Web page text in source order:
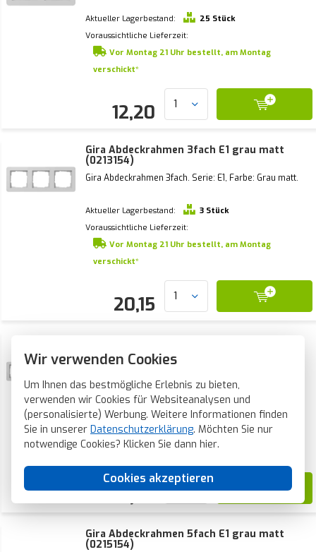
Wir verwenden Cookies
Um Ihnen das bestmögliche Erlebnis zu bieten,
verwenden wir Cookies für Websiteanalysen und
(personalisierte) Werbung. Weitere Informationen finden
Sie in unserer Datenschutzerklärung. Möchten Sie nur
notwendige Cookies? Klicken Sie dann hier.
Cookies akzeptieren
Aktueller Lagerbestand:
25 Stück
Voraussichtliche Lieferzeit:
Vor Montag 21 Uhr bestellt, am Montag
verschickt*
12,20
Gira Abdeckrahmen 3fach E1 grau matt
(0213154)
Gira Abdeckrahmen 3fach. Serie: E1, Farbe: Grau matt.
Aktueller Lagerbestand:
3 Stück
Voraussichtliche Lieferzeit:
Vor Montag 21 Uhr bestellt, am Montag
verschickt*
20,15
(0214154)
Aktueller Lagerbestand:
32,99
Gira Abdeckrahmen 5fach E1 grau matt
(0215154)